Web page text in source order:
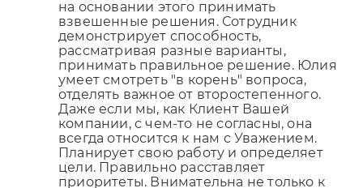
на основании этого принимать
взвешенные решения. Сотрудник
демонстрирует способность,
рассматривая разные варианты,
принимать правильное решение. Юлия
умеет смотреть "в корень" вопроса,
отделять важное от второстепенного.
Даже если мы, как Клиент Вашей
компании, с чем-то не согласны, она
всегда относится к нам с Уважением.
Планирует свою работу и определяет
цели. Правильно расставляет
приоритеты. Внимательна не только к